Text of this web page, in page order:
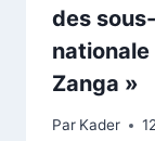
des
Zanga »
Par Kader